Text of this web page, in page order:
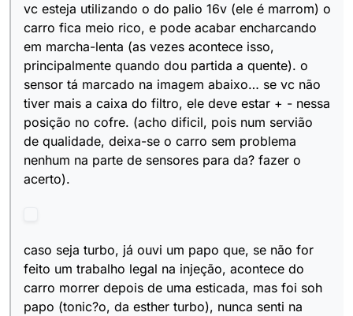
vc esteja utilizando o do palio 16v (ele é marrom) o
carro fica meio rico, e pode acabar encharcando
em marcha-lenta (as vezes acontece isso,
principalmente quando dou partida a quente). o
sensor tá marcado na imagem abaixo… se vc não
tiver mais a caixa do filtro, ele deve estar + - nessa
posição no cofre. (acho dificil, pois num servião
de qualidade, deixa-se o carro sem problema
nenhum na parte de sensores para da? fazer o
acerto).
caso seja turbo, já ouvi um papo que, se não for
feito um trabalho legal na injeção, acontece do
carro morrer depois de uma esticada, mas foi soh
papo (tonic?o, da esther turbo), nunca senti na